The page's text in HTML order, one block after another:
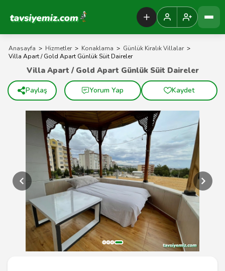
Tavsiyemiz Anasayfa
Anasayfa > Hizmetler > Konaklama > Günlük Kiralık Villalar >
Villa Apart / Gold Apart Günlük Süit Daireler
Villa Apart / Gold Apart Günlük Süit Daireler
Paylaş Yorum Yap Kaydet